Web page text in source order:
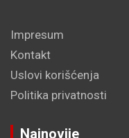
Impresum
Kontakt
Uslovi korišćenja
Politika privatnosti
Najnovije